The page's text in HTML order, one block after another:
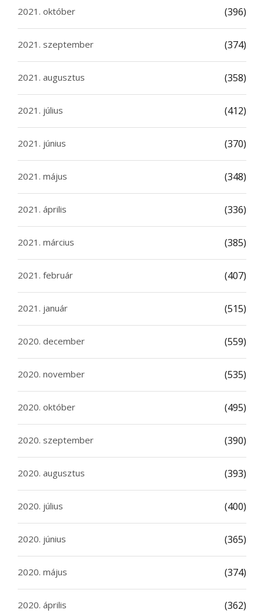
2021. október (396)
2021. szeptember (374)
2021. augusztus (358)
2021. július (412)
2021. június (370)
2021. május (348)
2021. április (336)
2021. március (385)
2021. február (407)
2021. január (515)
2020. december (559)
2020. november (535)
2020. október (495)
2020. szeptember (390)
2020. augusztus (393)
2020. július (400)
2020. június (365)
2020. május (374)
2020. április (362)